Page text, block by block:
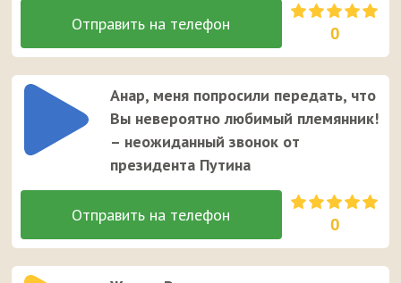
0
Анар, меня попросили передать, что
Вы невероятно любимый племянник!
– неожиданный звонок от
президента Путина
0